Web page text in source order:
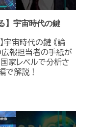
】宇宙時代の鍵
宇宙時代の鍵 《論
広報担当者の手紙が
家レベルで分析さ
で解説！